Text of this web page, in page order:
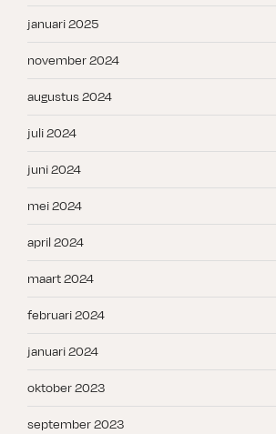
januari 2025
november 2024
augustus 2024
juli 2024
juni 2024
mei 2024
april 2024
maart 2024
februari 2024
januari 2024
oktober 2023
september 2023